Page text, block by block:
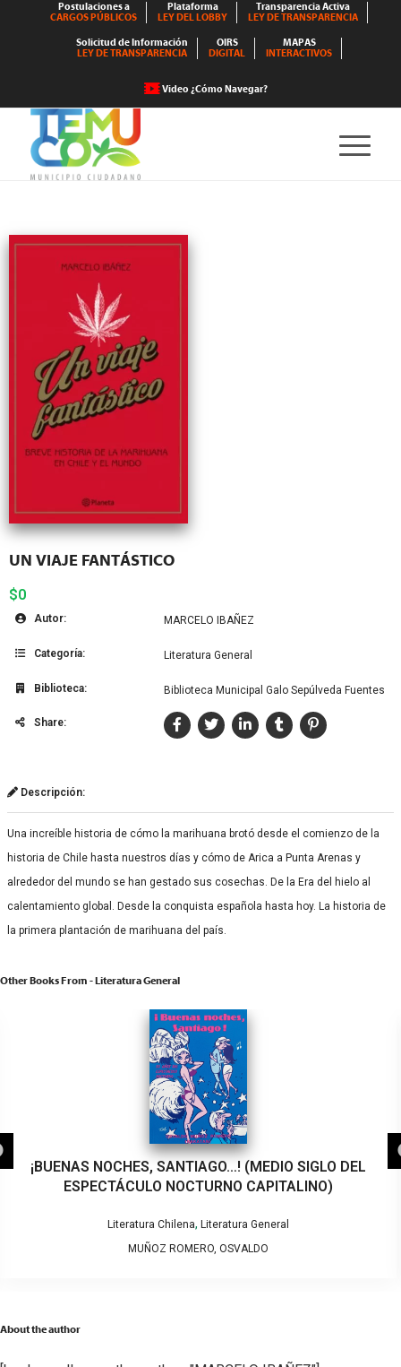
Postulaciones a
CARGOS PÚBLICOS
Plataforma
LEY DEL LOBBY
Transparencia Activa
LEY DE TRANSPARENCIA
Solicitud de Información
LEY DE TRANSPARENCIA
OIRS
DIGITAL
MAPAS
INTERACTIVOS
Video ¿Cómo Navegar?
UN VIAJE FANTÁSTICO
$0
Autor: MARCELO IBAÑEZ
Categoría: Literatura General
Biblioteca: Biblioteca Municipal Galo Sepúlveda Fuentes
Share:
Descripción:
Una increíble historia de cómo la marihuana brotó desde el comienzo de la
historia de Chile hasta nuestros días y cómo de Arica a Punta Arenas y
alrededor del mundo se han gestado sus cosechas. De la Era del hielo al
calentamiento global. Desde la conquista española hasta hoy. La historia de
la primera plantación de marihuana del país.
Other Books From - Literatura General
¡BUENAS NOCHES, SANTIAGO…! (MEDIO SIGLO DEL
ESPECTÁCULO NOCTURNO CAPITALINO)
Literatura Chilena, Literatura General
MUÑOZ ROMERO, OSVALDO
About the author